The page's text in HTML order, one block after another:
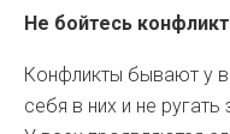
Не бойтесь
Конфликты бывают у
себя в них и не